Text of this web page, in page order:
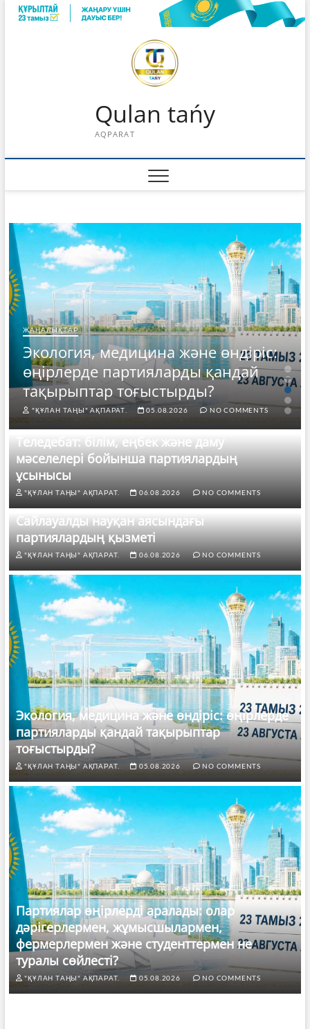
Skip
Qulan tańy
AQPARAT
ЖАҢАЛЫҚТАР
Экология, медицина және өндіріс:
өңірлерде партияларды қандай
тақырыптар тоғыстырды?
"ҚҰЛАН ТАҢЫ" АҚПАРАТ. 05.08.2026 NO COMMENTS
Теледебат: білім, еңбек және даму
мәселелері бойынша партиялардың
ұсынысы
"ҚҰЛАН ТАҢЫ" АҚПАРАТ. 06.08.2026 NO COMMENTS
Сайлауалды науқан аясындағы
партиялардың қызметі
"ҚҰЛАН ТАҢЫ" АҚПАРАТ. 06.08.2026 NO COMMENTS
Экология, медицина және өндіріс: өңірлерде
партияларды қандай тақырыптар
тоғыстырды?
"ҚҰЛАН ТАҢЫ" АҚПАРАТ. 05.08.2026 NO COMMENTS
Партиялар өңірлерді аралады: олар
дәрігерлермен, жұмысшылармен,
фермерлермен және студенттермен не
туралы сөйлесті?
"ҚҰЛАН ТАҢЫ" АҚПАРАТ. 05.08.2026 NO COMMENTS